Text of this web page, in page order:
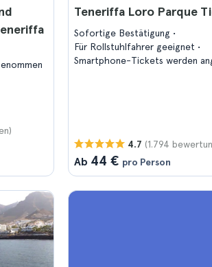
Teneriffa Loro Parque
Sofortige Bestätigung
Für Rollstuhlfahrer geeignet
Smartphone-Tickets werden
4.7 (1.794
Ab 44 € pro Person